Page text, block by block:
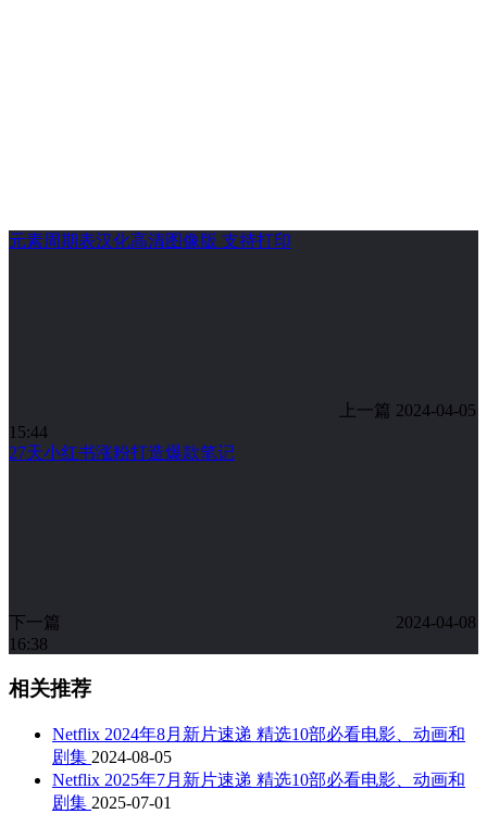
元素周期表汉化高清图像版 支持打印
上一篇 2024-04-05
15:44
27天小红书涨粉打造爆款笔记
下一篇
2024-04-08
16:38
相关推荐
Netflix 2024年8月新片速递 精选10部必看电影、动画和
剧集 2024-08-05
Netflix 2025年7月新片速递 精选10部必看电影、动画和
剧集 2025-07-01